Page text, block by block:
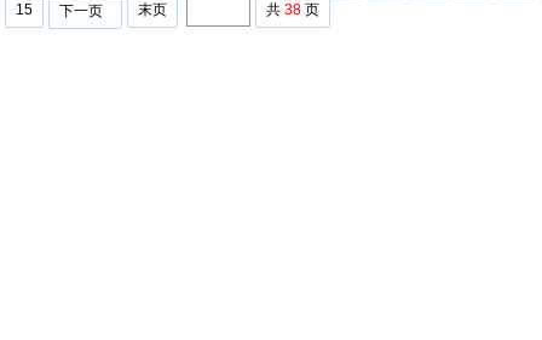
15
下一页 末页 共 38 页